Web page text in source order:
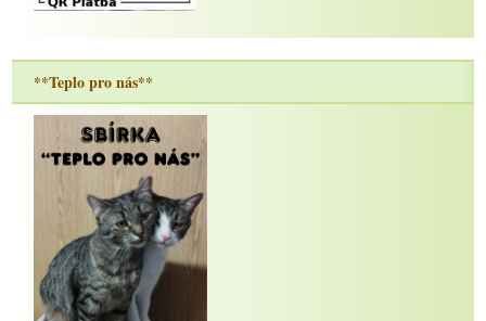
**Teplo pro nás**